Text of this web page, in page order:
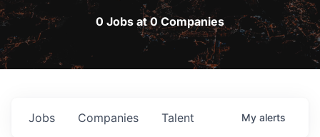
0 Jobs at 0 Companies
Jobs Companies Talent My alerts